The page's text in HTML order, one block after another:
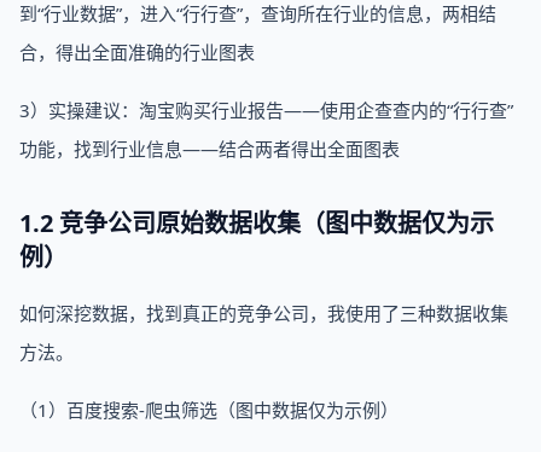
到“行业数据”，进入“行行查”，查询所在行业的信息，两相结
合，得出全面准确的行业图表
3）实操建议：淘宝购买行业报告——使用企查查内的“行行查”
功能，找到行业信息——结合两者得出全面图表
1.2 竞争公司原始数据收集（图中数据仅为示
例）
如何深挖数据，找到真正的竞争公司，我使用了三种数据收集
方法。
（1）百度搜索-爬虫筛选（图中数据仅为示例）